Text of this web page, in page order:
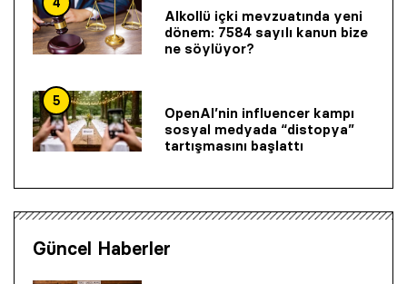
Alkollü içki mevzuatında yeni
dönem: 7584 sayılı kanun bize
ne söylüyor?
5
OpenAI’nin influencer kampı
sosyal medyada “distopya”
tartışmasını başlattı
Güncel Haberler